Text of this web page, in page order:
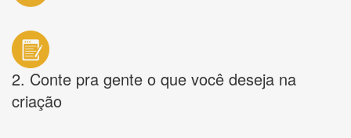
2. Conte pra gente o que você deseja na
criação